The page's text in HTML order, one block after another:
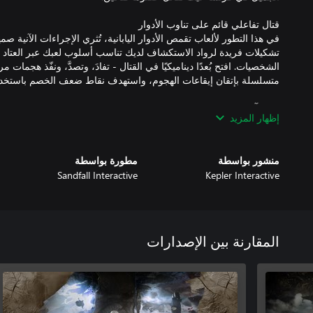
في هذا التطور لألعاب تقمص الأدوار اليابانية، تُثري الإجراءات الآنية
تشكيلات فريدة لرواد الاستكشاف لديك تناسب أسلوب لعبك عبر العتاد
الشخصيات. افتح بُعدًا ديناميكيًا في القتال - تفادَ، وتصدَّ، ونفّذ هجمات
مع تبقي عام واحد فقط للعيش، انضم إلى غوستاف، ومايل،
وموسيقى تصويرية مؤثرة تلامس القلوب.
إظهار المزيد
منشور بواسطة
Kepler Interactive
مطورة بواسطة
Sandfall Interactive
المقارنة بين الإصدارات